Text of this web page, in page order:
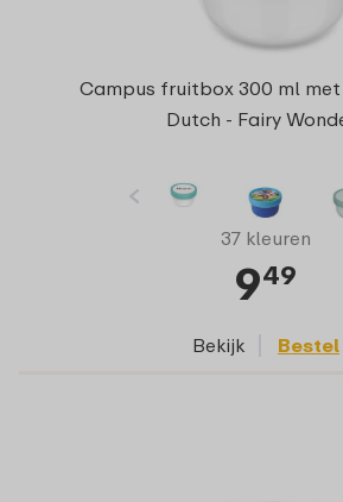
Campus fruitbox 300 ml
Dutch - Fairy
37 kleuren
949
Bekijk Bestel